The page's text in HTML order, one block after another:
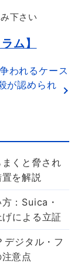
下さい
ム】
われるケース
が認められ
くと脅され
を解説
：Suica・
による立証
デジタル・フ
意点